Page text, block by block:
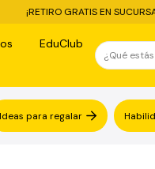
GRATIS EN SUCURSAL! -
EduClub
Ideas para regalar